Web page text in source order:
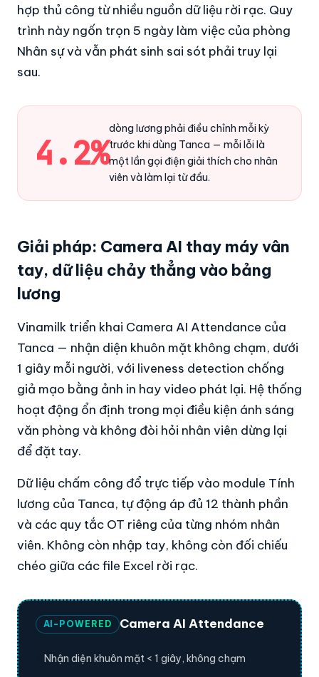
hợp thủ công từ nhiều nguồn dữ liệu rời rạc. Quy
trình này ngốn trọn 5 ngày làm việc của phòng
Nhân sự và vẫn phát sinh sai sót phải truy lại
sau.
4.2%
dòng lương phải điều chỉnh mỗi kỳ
trước khi dùng Tanca — mỗi lỗi là
một lần gọi điện giải thích cho nhân
viên và làm lại từ đầu.
Giải pháp: Camera AI thay máy vân
tay, dữ liệu chảy thẳng vào bảng
lương
Vinamilk triển khai Camera AI Attendance của
Tanca — nhận diện khuôn mặt không chạm, dưới
1 giây mỗi người, với liveness detection chống
giả mạo bằng ảnh in hay video phát lại. Hệ thống
hoạt động ổn định trong mọi điều kiện ánh sáng
văn phòng và không đòi hỏi nhân viên dừng lại
để đặt tay.
Dữ liệu chấm công đổ trực tiếp vào module Tính
lương của Tanca, tự động áp đủ 12 thành phần
và các quy tắc OT riêng của từng nhóm nhân
viên. Không còn nhập tay, không còn đối chiếu
chéo giữa các file Excel rời rạc.
AI-POWERED Camera AI Attendance
Nhận diện khuôn mặt < 1 giây, không chạm